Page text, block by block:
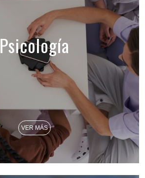
Psicología
VER MÁS